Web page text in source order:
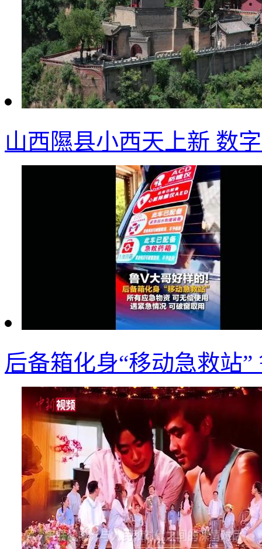
山西隰县小西天上新 数
后备箱化身“移动急救站